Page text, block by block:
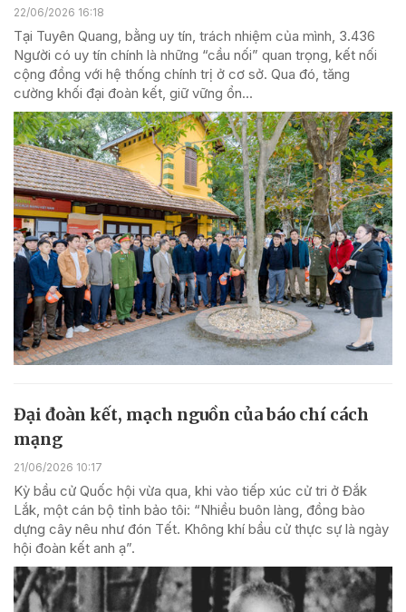
22/06/2026 16:18
Tại Tuyên Quang, bằng uy tín, trách nhiệm của mình, 3.436
Người có uy tín chính là những “cầu nối” quan trọng, kết nối
cộng đồng với hệ thống chính trị ở cơ sở. Qua đó, tăng
cường khối đại đoàn kết, giữ vững ổn...
Đại đoàn kết, mạch nguồn của báo chí cách
mạng
21/06/2026 10:17
Kỳ bầu cử Quốc hội vừa qua, khi vào tiếp xúc cử tri ở Đắk
Lắk, một cán bộ tỉnh bảo tôi: “Nhiều buôn làng, đồng bào
dựng cây nêu như đón Tết. Không khí bầu cử thực sự là ngày
hội đoàn kết anh ạ”.